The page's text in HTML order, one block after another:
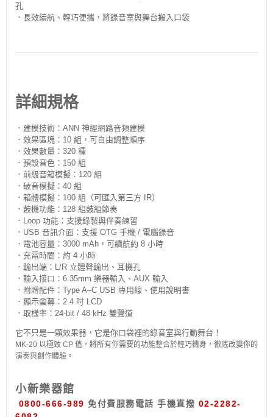
孔
．長效續航、輕巧便攜，將錄音室與舞台搬入口袋
詳細規格
．建模技術：ANN 神經網路音頻建模
．效果區塊：10 組，可自由調整順序
．效果數量：320 種
．預設音色：150 組
．前級音箱模擬：120 組
．破音模擬：40 組
．箱體模擬：100 組（可匯入第三方 IR）
．鼓機功能：128 組鼓組節奏
．Loop 功能：支援錄製與伴奏練習
．USB 音訊介面：支援 OTG 手機 / 電腦錄音
．電池容量：3000 mAh，可續航約 8 小時
．充電時間：約 4 小時
．輸出端：L/R 立體聲輸出、耳機孔
．輸入接口：6.35mm 樂器輸入、AUX 輸入
．附贈配件：Type A–C USB 專用線、使用說明書
．顯示螢幕：2.4 吋 LCD
．取樣率：24-bit / 48 kHz 雙聲道
它不只是一顆效果器，它是你口袋裡的錄音室與行動舞台！
MK-20 以極致 CP 值，將所有你需要的功能整合於輕巧機身，徹底改變你的
演奏與創作體驗。
小新樂器館
0800-666-989 免付費服務電話 手機直撥 02-2282-